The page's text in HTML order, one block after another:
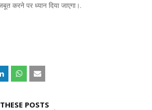
करने पर ध्यान दिया जाएगा।.
POSTS